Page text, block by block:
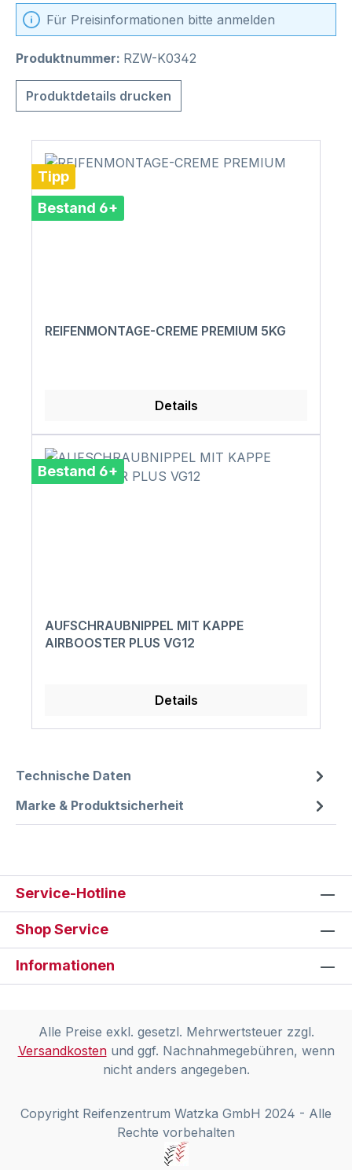
Für Preisinformationen bitte anmelden
Produktnummer: RZW-K0342
Produktdetails drucken
Tipp
Bestand 6+
REIFENMONTAGE-CREME PREMIUM 5KG
Details
Bestand 6+
AUFSCHRAUBNIPPEL MIT KAPPE
AIRBOOSTER PLUS VG12
Details
Technische Daten
Marke & Produktsicherheit
Service-Hotline
Shop Service
Informationen
Alle Preise exkl. gesetzl. Mehrwertsteuer zzgl.
Versandkostenund ggf. Nachnahmegebühren, wenn
nicht anders angegeben.
Copyright Reifenzentrum Watzka GmbH 2024 - Alle
Rechte vorbehalten